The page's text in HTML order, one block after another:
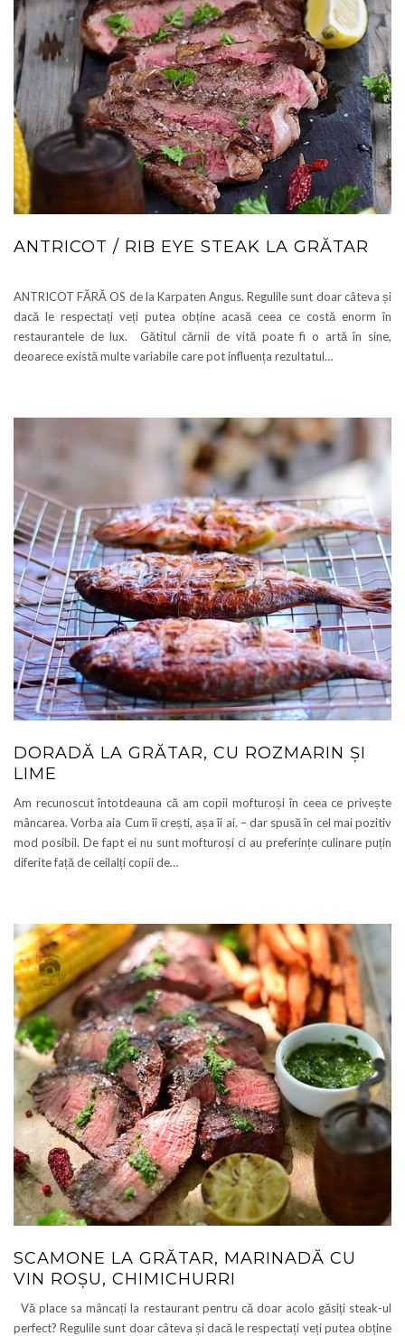
ANTRICOT / RIB EYE STEAK LA GRĂTAR
ANTRICOT FĂRĂ OS de la Karpaten Angus. Regulile sunt doar câteva și
dacă le respectați veți putea obține acasă ceea ce costă enorm în
restaurantele de lux. Gătitul cărnii de vită poate fi o artă în sine,
deoarece există multe variabile care pot influența rezultatul…
DORADĂ LA GRĂTAR, CU ROZMARIN ȘI
LIME
Am recunoscut întotdeauna că am copii mofturoși în ceea ce privește
mâncarea. Vorba aia Cum îi crești, așa îi ai. – dar spusă în cel mai pozitiv
mod posibil. De fapt ei nu sunt mofturoși ci au preferințe culinare puțin
diferite față de ceilalți copii de…
SCAMONE LA GRĂTAR, MARINADĂ CU
VIN ROȘU, CHIMICHURRI
Vă place sa mâncați la restaurant pentru că doar acolo găsiți steak-ul
perfect? Regulile sunt doar câteva și dacă le respectați veți putea obține